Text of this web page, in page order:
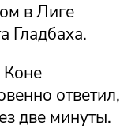
в Лиге
Гладбаха.
Коне
ответил,
две минуты.